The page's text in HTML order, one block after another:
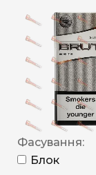
Фасування:
Блок